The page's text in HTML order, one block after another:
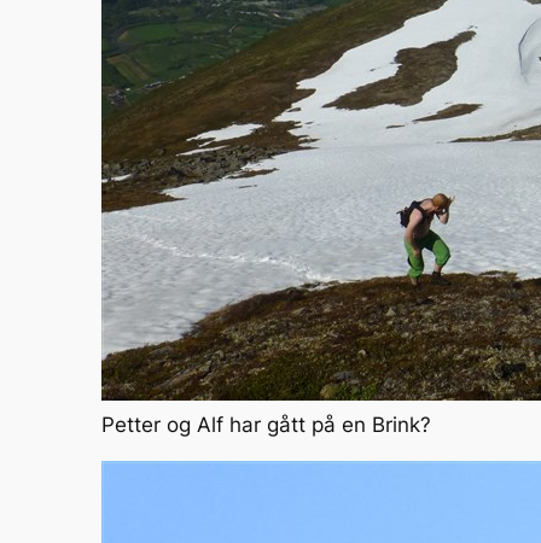
Petter og Alf har gått på en Brink?